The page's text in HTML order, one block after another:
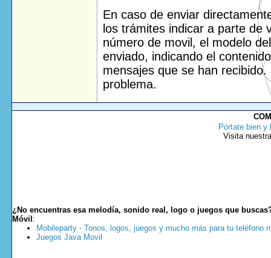
En caso de enviar
los trámites indicar a parte de
número de movil, el modelo
enviado, indicando el
mensajes que se han
problema.
Pórtate bien y
Visita
¿No encuentras esa melodía, sonido real, logo o juegos que
Móvil:
Mobileparty - Tonos, logos, juegos y mucho más para tu teléfono
Juegos Java Movil